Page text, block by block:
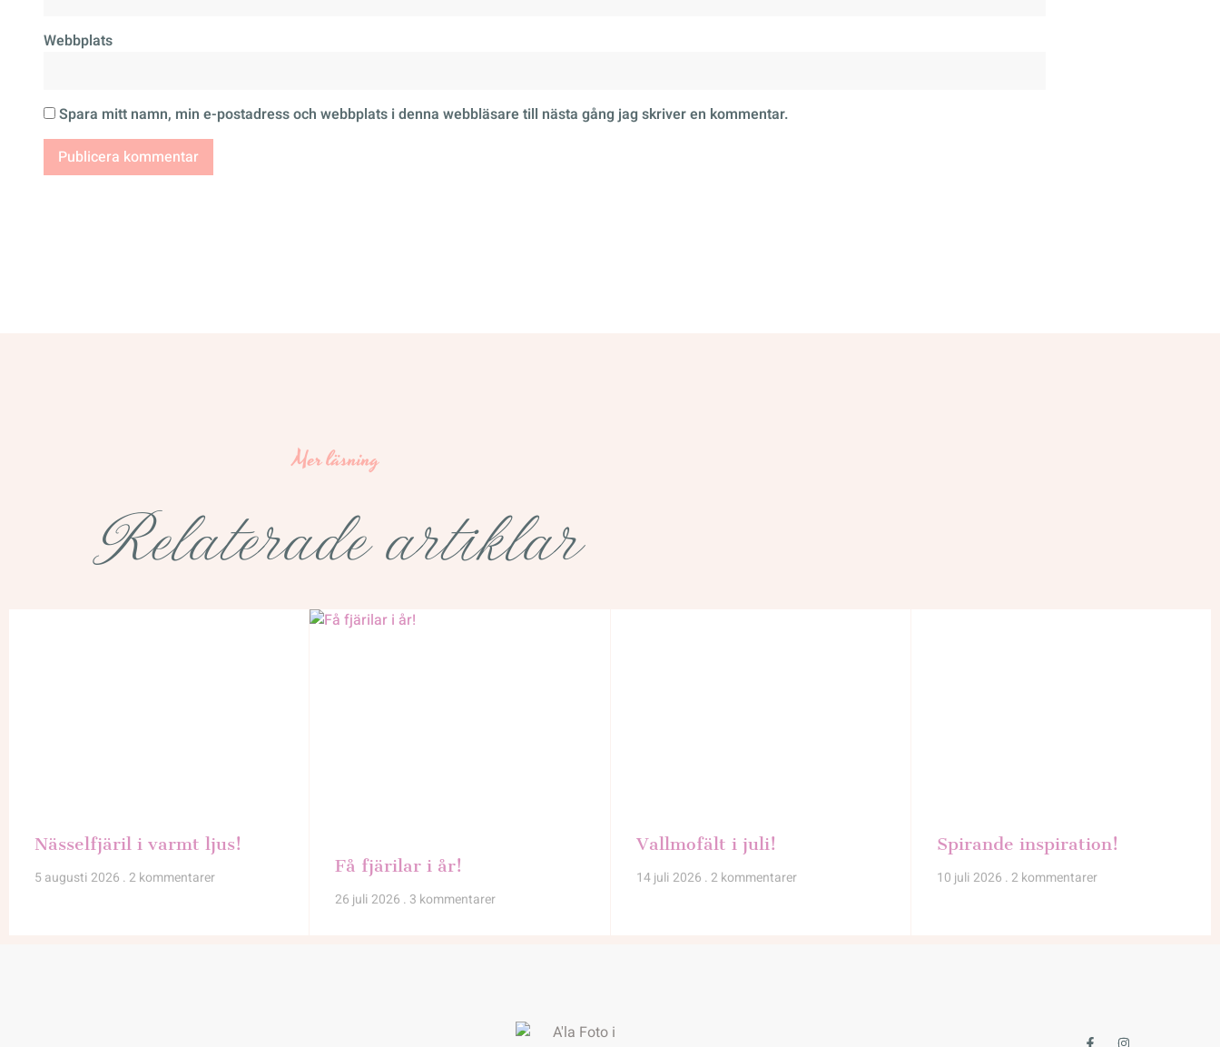
Webbplats
Spara mitt namn, min e-postadress och webbplats i denna webbläsare till nästa gång jag skriver en kommentar.
Mer läsning
Relaterade artiklar
Nässelfjäril i varmt ljus!
5 augusti 2026 2 kommentarer
Få fjärilar i år!
26 juli 2026 3 kommentarer
Vallmofält i juli!
14 juli 2026 2 kommentarer
Spirande inspiration!
10 juli 2026 2 kommentarer